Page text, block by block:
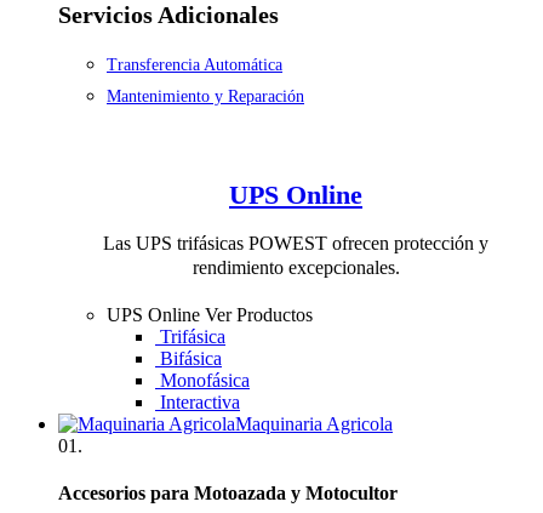
Servicios Adicionales
Transferencia Automática
Mantenimiento y Reparación
UPS Online
Las UPS trifásicas POWEST ofrecen protección y
rendimiento excepcionales.
UPS Online Ver Productos
Trifásica
Bifásica
Monofásica
Interactiva
Maquinaria Agricola
01.
Accesorios para Motoazada y Motocultor